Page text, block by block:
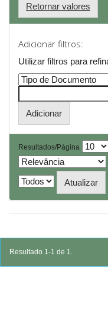
Retornar valores
Adicionar filtros:
Utilizar filtros para
Resultados/Página
Resultado 1-1 de 1.